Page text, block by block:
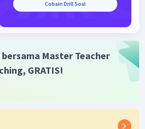
Cobain Drill Soal
Master Teacher
GRATIS!